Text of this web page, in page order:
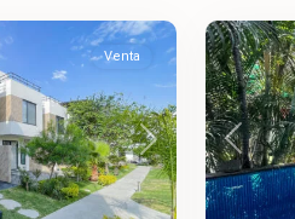
Next
Venta
Previous